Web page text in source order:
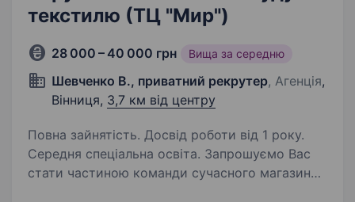
текстилю (ТЦ "Мир")
28 000 – 40 000 грн Вища за середню
Шевченко В., приватний рекрутер, Агенція,
Вінниця, 3,7 км від центру
Повна зайнятість. Досвід роботи від 1 року.
Середня спеціальна освіта. Запрошуємо Вас
стати частиною команди сучасного магазину